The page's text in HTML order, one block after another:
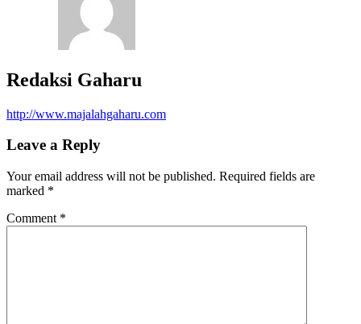
Redaksi Gaharu
http://www.majalahgaharu.com
Leave a Reply
Your email address will not be published. Required fields are
marked *
Comment *